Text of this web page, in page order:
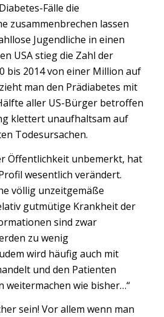
Fälle die
zusammenbrechen lassen
Jugendliche in einen
USA stieg die Zahl der
bis 2014 von einer Million auf
man den Prädiabetes mit
aller US-Bürger betroffen
klettert unaufhaltsam auf
Todesursachen.
Öffentlichkeit unbemerkt, hat
wesentlich verändert.
völlig unzeitgemäße
gutmütige Krankheit der
sind zwar
zu wenig
wird häufig auch mit
und den Patienten
weitermachen wie bisher…“
sein! Vor allem wenn man